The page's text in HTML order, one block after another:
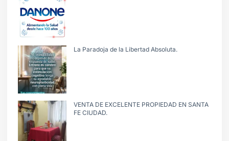
La Paradoja de la Libertad Absoluta.
VENTA DE EXCELENTE PROPIEDAD EN SANTA
FE CIUDAD.